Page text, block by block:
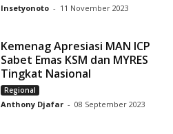
Insetyonoto - 11 November 2023
Kemenag Apresiasi MAN ICP
Sabet Emas KSM dan MYRES
Tingkat Nasional
Regional
Anthony Djafar - 08 September 2023